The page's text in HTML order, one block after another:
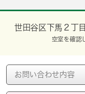
世田谷区下馬２丁
空室を確認